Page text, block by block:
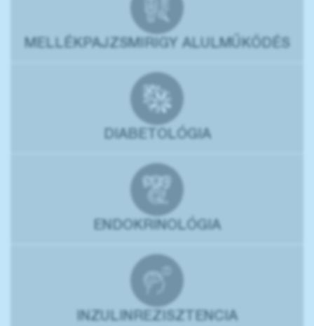
MELLÉKPAJZSMIRIGY ALULMŰKÖDÉS
DIABETOLÓGIA
ENDOKRINOLÓGIA
INZULINREZISZTENCIA